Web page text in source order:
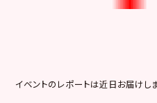
イベントのレポートは近日お届けし